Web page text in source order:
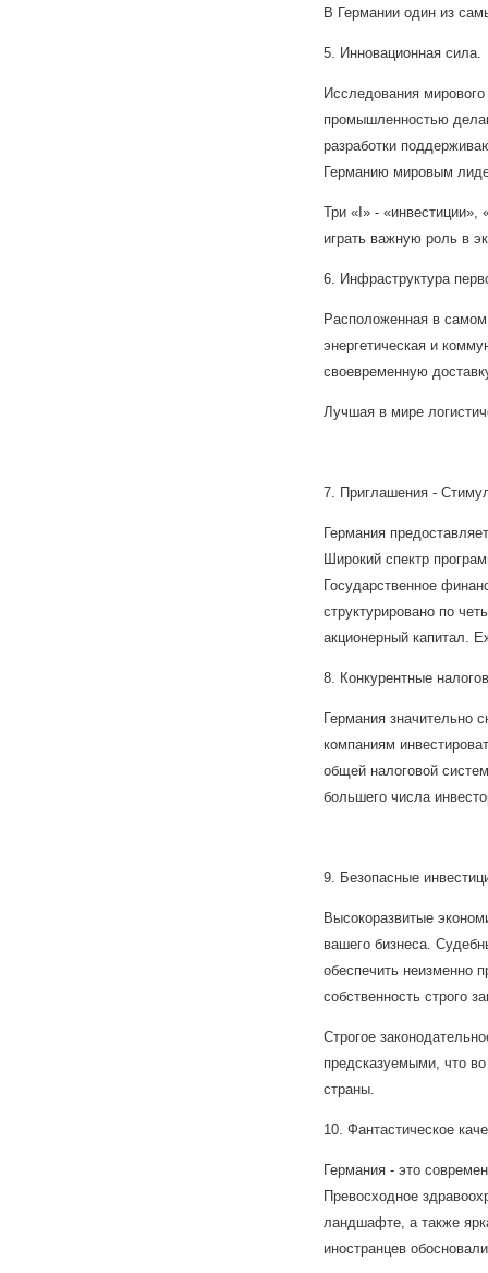
В Германии один из
5. Инновационная сила.
Исследования
промышленностью
разработки
Германию мировым
Три «I» - «инвестиции»,
играть важную роль в
6. Инфраструктура
Расположенная в
энергетическая и
своевременную
Лучшая в мире
7. Приглашения -
Германия
Широкий спектр
Государственное
структурировано по
акционерный капитал.
8. Конкурентные
Германия значительно
компаниям
общей налоговой
большего числа
9. Безопасные
Высокоразвитые
вашего бизнеса.
обеспечить неизменно
собственность строго
Строгое
предсказуемыми, что
страны.
10. Фантастическое
Германия - это
Превосходное
ландшафте, а также
иностранцев